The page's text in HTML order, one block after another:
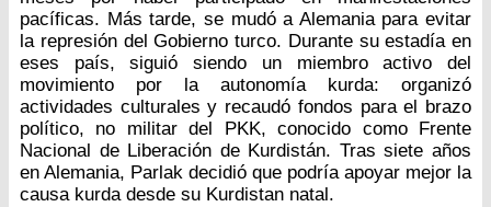
pacíficas. Más tarde, se mudó a Alemania para evitar
la represión del Gobierno turco. Durante su estadía en
eses país, siguió siendo un miembro activo del
movimiento por la autonomía kurda: organizó
actividades culturales y recaudó fondos para el brazo
político, no militar del PKK, conocido como Frente
Nacional de Liberación de Kurdistán. Tras siete años
en Alemania, Parlak decidió que podría apoyar mejor la
causa kurda desde su Kurdistan natal.